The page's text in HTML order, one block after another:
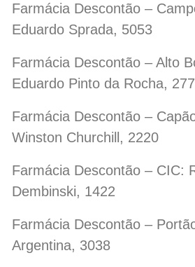
Farmácia Descontão –
Eduardo Sprada, 5053
Farmácia Descontão – Alto
Eduardo Pinto da Rocha,
Farmácia Descontão –
Winston Churchill, 2220
Farmácia Descontão – CIC:
Dembinski, 1422
Farmácia Descontão –
Argentina, 3038